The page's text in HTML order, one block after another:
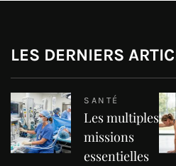
LES DERNIERS
SANTÉ
Les multiples
missions
essentielles